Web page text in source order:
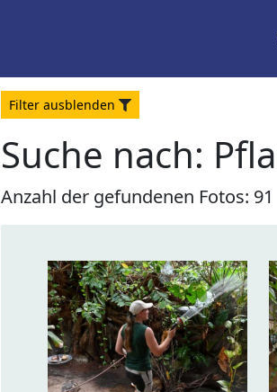
Filter ausblenden
Suche nach:
Anzahl der gefundenen Fotos: 91